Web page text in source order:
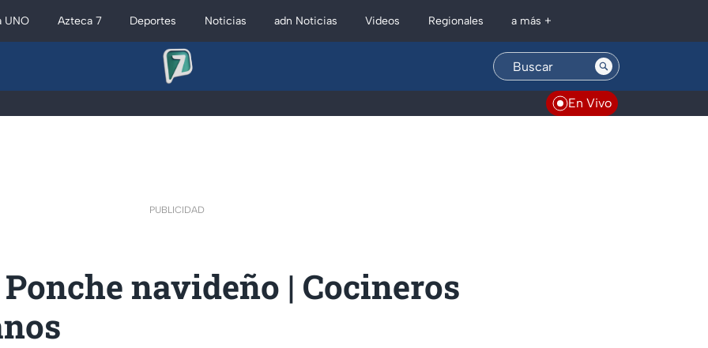
UNO Azteca 7 Deportes Noticias adn Noticias Videos Regionales a más +
En Vivo
PUBLICIDAD
Ponche navideño | Cocineros